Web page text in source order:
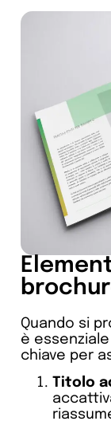
Quando si
è
chiave per
Titolo